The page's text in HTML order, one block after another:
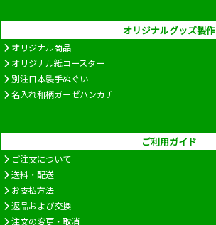
オリジナルグッズ製作
オリジナル商品
オリジナル紙コースター
別注日本製手ぬぐい
名入れ和柄ガーゼハンカチ
ご利用ガイド
ご注文について
送料・配送
お支払方法
返品および交換
注文の変更・取消